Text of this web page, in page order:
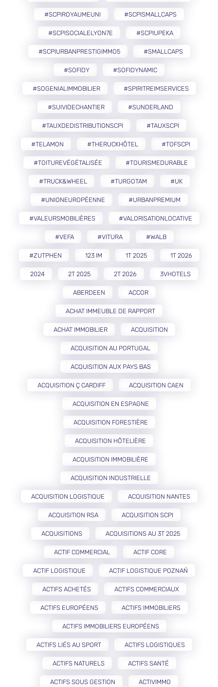
#SCPIROYAUMEUNI #SCPISMALLCAPS
#SCPISOCIALELYON7E #SCPIUPEKA
#SCPIURBANPRESTIGIMMO5 #SMALLCAPS
#SOFIDY #SOFIDYNAMIC
#SOGENIALIMMOBILIER #SPIRITREIMSERVICES
#SUIVIDECHANTIER #SUNDERLAND
#TAUXDEDISTRIBUTIONSCPI #TAUXSCPI
#TELAMON #THERUCKHÔTEL #TOFSCPI
#TOITUREVÉGÉTALISÉE #TOURISMEDURABLE
#TRUCK&WHEEL #TURGOTAM #UK
#UNIONEUROPÉENNE #URBANPREMIUM
#VALEURSMOBILIÈRES #VALORISATIONLOCATIVE
#VEFA #VITURA #WALB
#ZUTPHEN 123 IM 1T 2025 1T 2026
2024 2T 2025 2T 2026 3VHOTELS
ABERDEEN ACCOR
ACHAT IMMEUBLE DE RAPPORT
ACHAT IMMOBILIER ACQUISITION
ACQUISITION AU PORTUGAL
ACQUISITION AUX PAYS BAS
ACQUISITION Ç CARDIFF ACQUISITION CAEN
ACQUISITION EN ESPAGNE
ACQUISITION FORESTIÈRE
ACQUISITION HÔTELIÈRE
ACQUISITION IMMOBILIÈRE
ACQUISITION INDUSTRIELLE
ACQUISITION LOGISTIQUE ACQUISITION NANTES
ACQUISITION RSA ACQUISITION SCPI
ACQUISITIONS ACQUISITIONS AU 3T 2025
ACTIF COMMERCIAL ACTIF CORE
ACTIF LOGISTIQUE ACTIF LOGISTIQUE POZNAŃ
ACTIFS ACHETÉS ACTIFS COMMERCIAUX
ACTIFS EUROPÉENS ACTIFS IMMOBILIERS
ACTIFS IMMOBILIERS EUROPÉENS
ACTIFS LIÉS AU SPORT ACTIFS LOGISTIQUES
ACTIFS NATURELS ACTIFS SANTÉ
ACTIFS SOUS GESTION ACTIVIMMO